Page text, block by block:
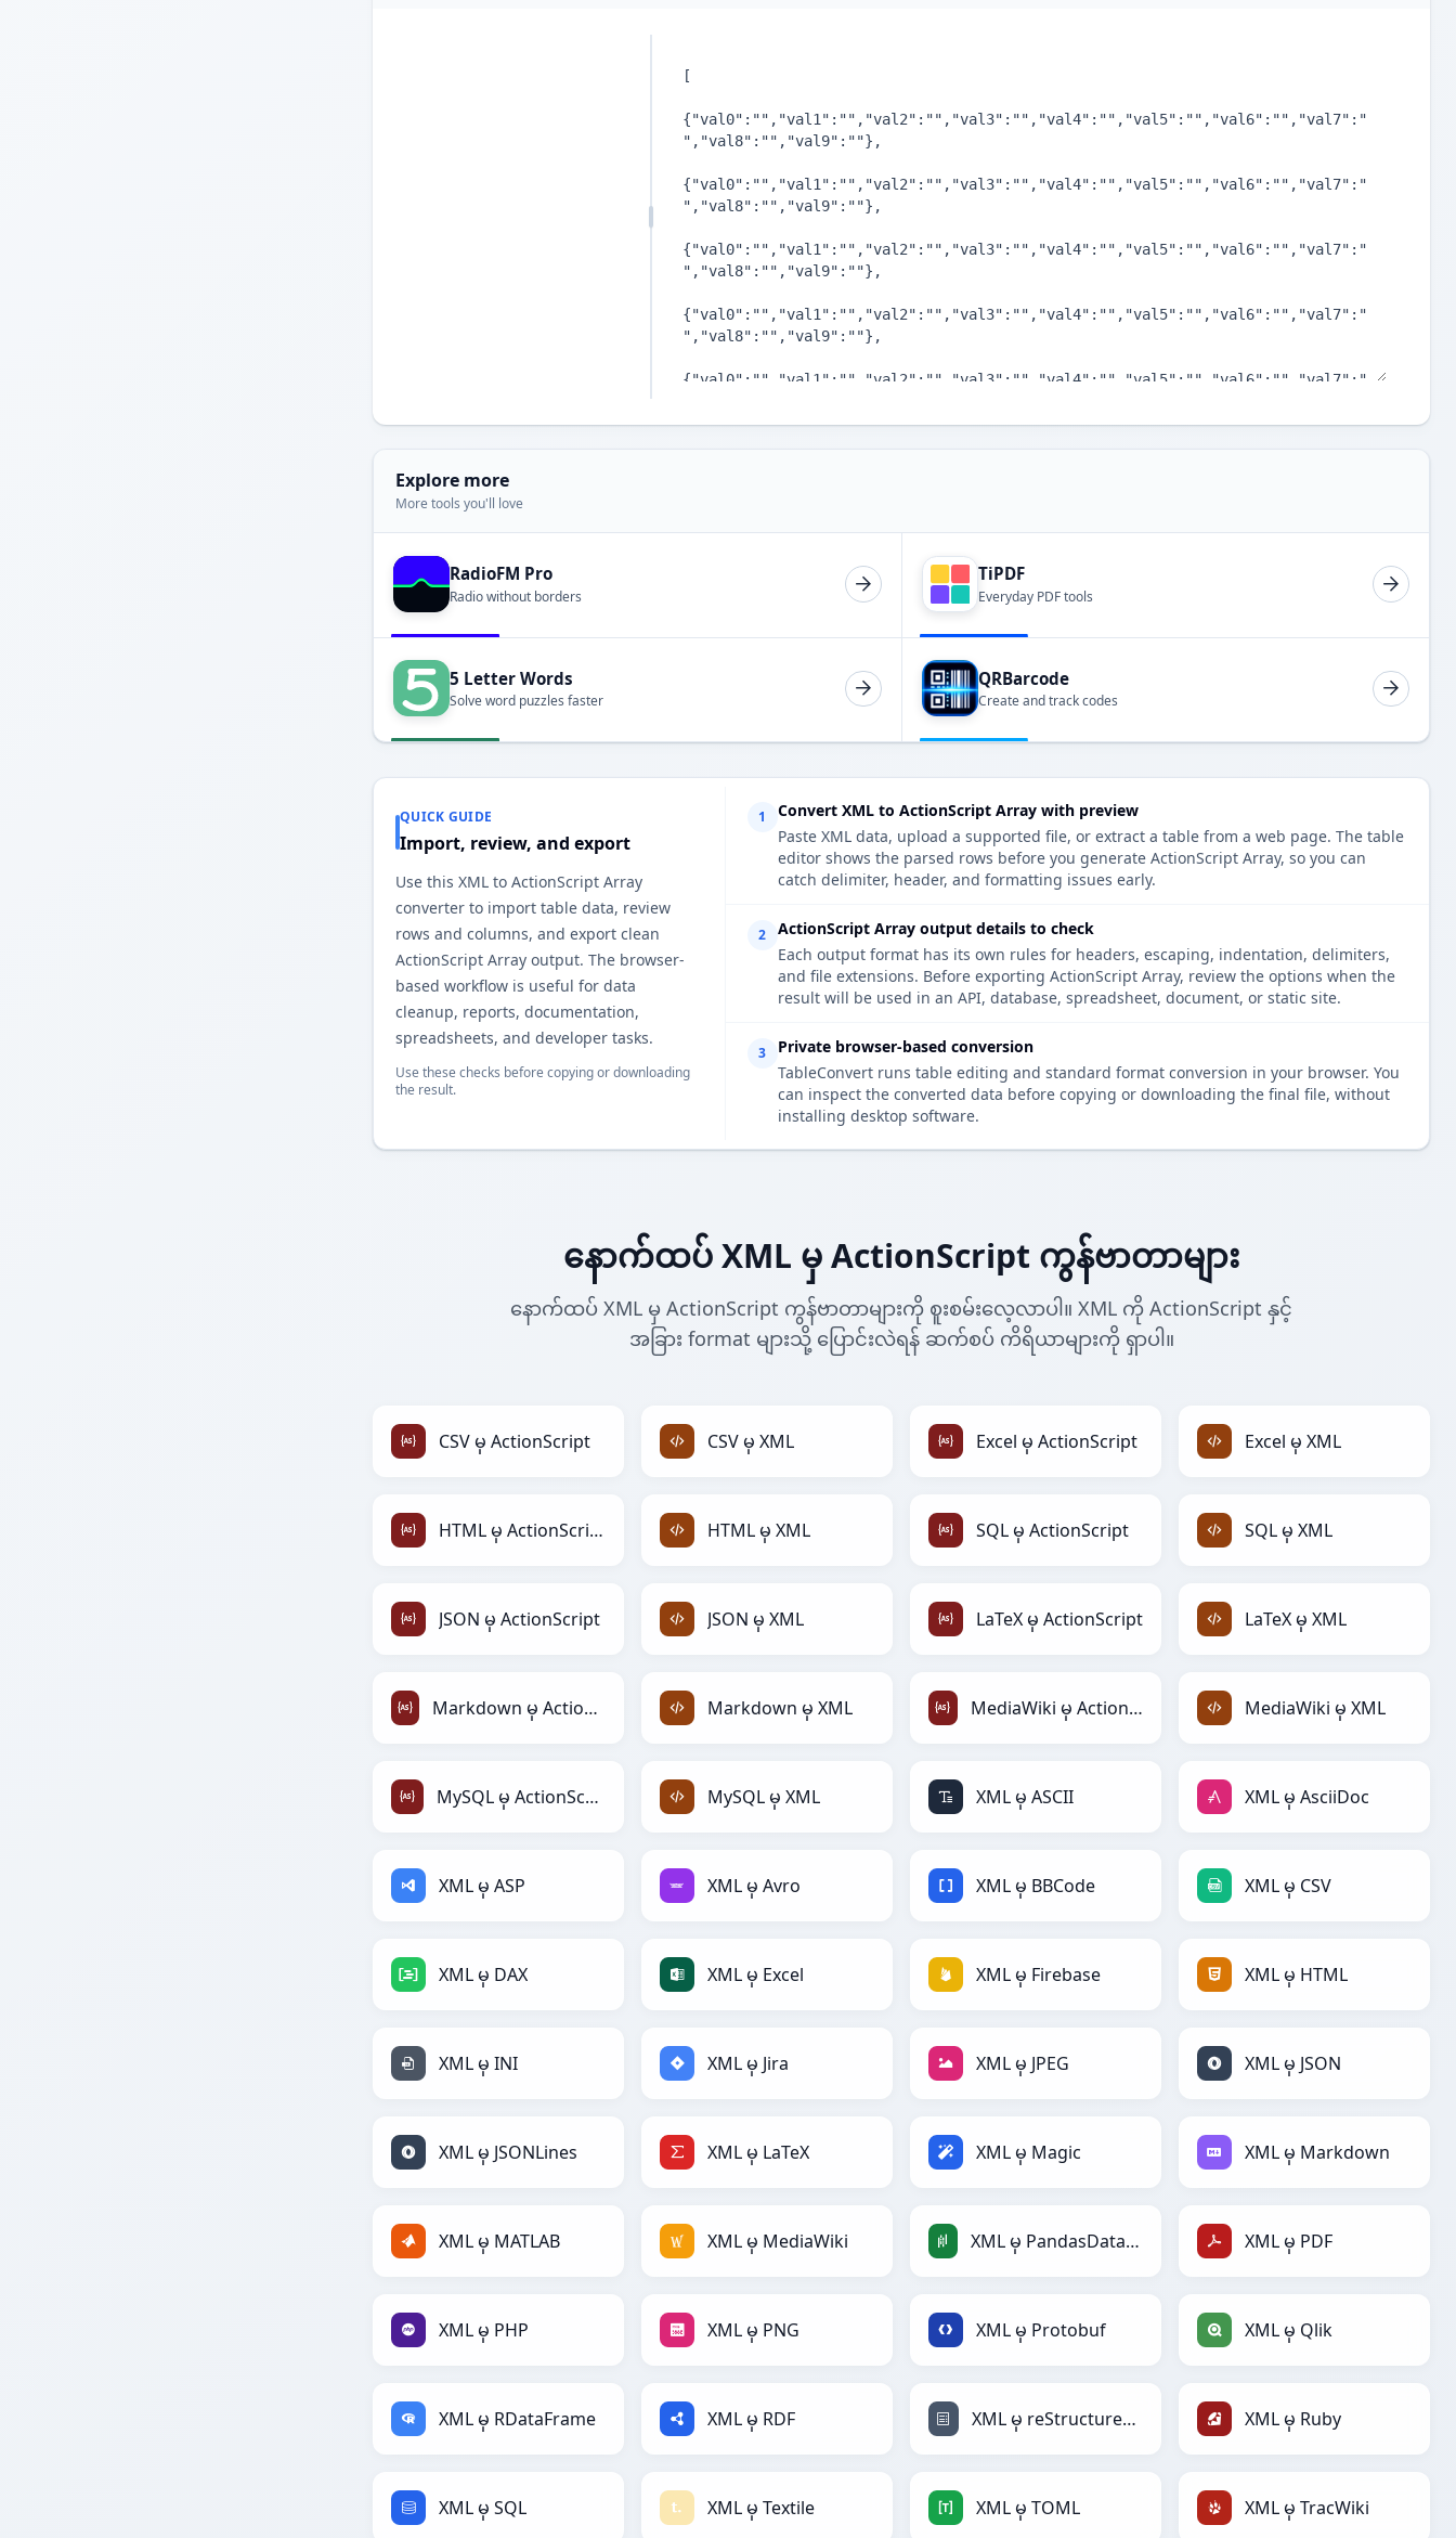
Explore more
More tools you'll love
RadioFM Pro
Radio without borders
TiPDF
Everyday PDF tools
5 Letter Words
Solve word puzzles faster
QRBarcode
Create and track codes
QUICK GUIDE
Import, review, and export
Use this XML to ActionScript Array
converter to import table data, review
rows and columns, and export clean
ActionScript Array output. The browser-
based workflow is useful for data
cleanup, reports, documentation,
spreadsheets, and developer tasks.
Use these checks before copying or downloading
the result.
1
Convert XML to ActionScript Array with preview
Paste XML data, upload a supported file, or extract a table from a web page. The table
editor shows the parsed rows before you generate ActionScript Array, so you can
catch delimiter, header, and formatting issues early.
2
ActionScript Array output details to check
Each output format has its own rules for headers, escaping, indentation, delimiters,
and file extensions. Before exporting ActionScript Array, review the options when the
result will be used in an API, database, spreadsheet, document, or static site.
3
Private browser-based conversion
TableConvert runs table editing and standard format conversion in your browser. You
can inspect the converted data before copying or downloading the final file, without
installing desktop software.
နောက်ထပ် XML မှ ActionScript ကွန်ဗာတာများ
နောက်ထပ် XML မှ ActionScript ကွန်ဗာတာများကို စူးစမ်းလေ့လာပါ။ XML ကို ActionScript နှင့်
အခြား format များသို့ ပြောင်းလဲရန် ဆက်စပ် ကိရိယာများကို ရှာပါ။
CSV မှ ActionScript CSV မှ XML Excel မှ ActionScript Excel မှ XML
HTML မှ ActionScript HTML မှ XML SQL မှ ActionScript SQL မှ XML
JSON မှ ActionScript JSON မှ XML LaTeX မှ ActionScript LaTeX မှ XML
Markdown မှ ActionScript Markdown မှ XML MediaWiki မှ ActionScript MediaWiki မှ XML
MySQL မှ ActionScript MySQL မှ XML XML မှ ASCII XML မှ AsciiDoc
XML မှ ASP XML မှ Avro XML မှ BBCode XML မှ CSV
XML မှ DAX XML မှ Excel XML မှ Firebase XML မှ HTML
XML မှ INI XML မှ Jira XML မှ JPEG XML မှ JSON
XML မှ JSONLines XML မှ LaTeX XML မှ Magic XML မှ Markdown
XML မှ MATLAB XML မှ MediaWiki XML မှ PandasDataFrame XML မှ PDF
XML မှ PHP XML မှ PNG XML မှ Protobuf XML မှ Qlik
XML မှ RDataFrame XML မှ RDF XML မှ reStructuredText XML မှ Ruby
XML မှ SQL XML မှ Textile XML မှ TOML XML မှ TracWiki